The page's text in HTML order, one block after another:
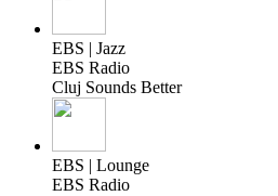
EBS | Jazz
EBS Radio
Cluj Sounds Better
EBS | Lounge
EBS Radio